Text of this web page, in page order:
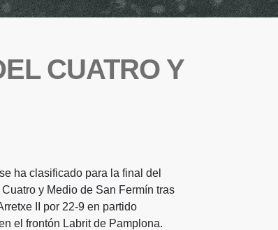
CUATRO Y
ha clasificado para la final del
y Medio de San Fermín tras
II por 22-9 en partido
el frontón Labrit de Pamplona.